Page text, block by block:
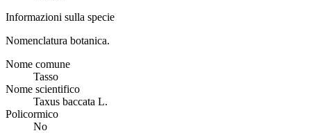
Informazioni sulla specie
Nomenclatura botanica.
Nome comune
Tasso
Nome scientifico
Taxus baccata L.
Policormico
No